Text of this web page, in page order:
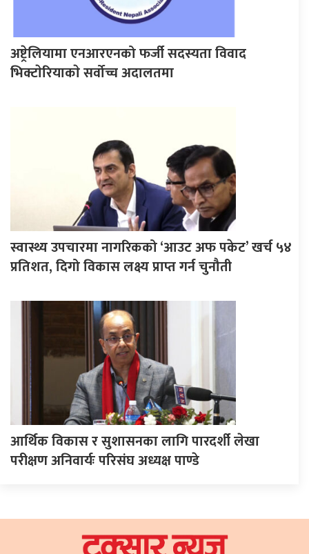
अष्ट्रेलियामा एनआरएनको फर्जी सदस्यता विवाद
भिक्टाेरियाकाे सर्वोच्च अदालतमा
स्वास्थ्य उपचारमा नागरिकको ‘आउट अफ पकेट’ खर्च ५४
प्रतिशत, दिगो विकास लक्ष्य प्राप्त गर्न चुनौती
आर्थिक विकास र सुशासनका लागि पारदर्शी लेखा
परीक्षण अनिवार्यः परिसंघ अध्यक्ष पाण्डे